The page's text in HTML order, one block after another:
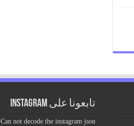
تابعونا على Instagram
Can not decode the instagram json